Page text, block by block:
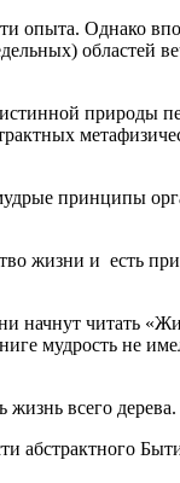
опыта. Однако
областей
природы
принципы
жизни и есть
начнут читать
мудрость не
всего дерева.
абстрактного